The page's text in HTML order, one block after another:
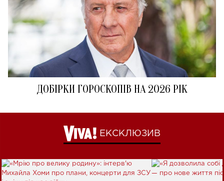
ДОБІРКИ ГОРОСКОПІВ НА 2026 РІК
ЕКСКЛЮЗИВ